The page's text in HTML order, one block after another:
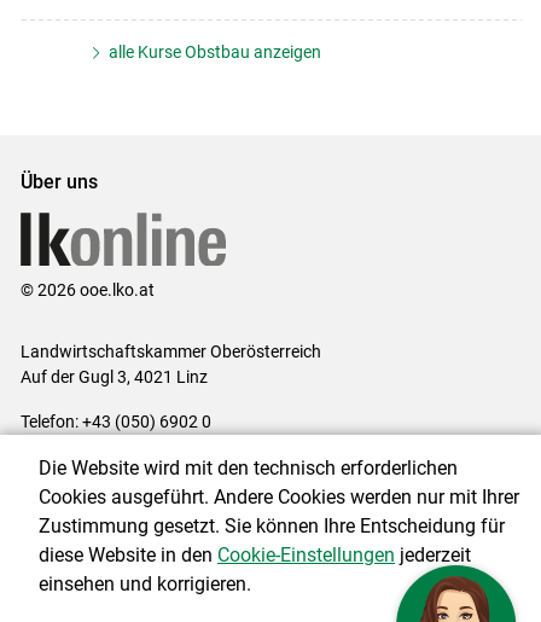
alle Kurse Obstbau anzeigen
Über uns
© 2026 ooe.lko.at
Landwirtschaftskammer Oberösterreich
Auf der Gugl 3, 4021 Linz
Telefon: +43 (050) 6902 0
Impressum|Kontakt|Gewinnspiele|Datenschutzerklärung |
Barrierefreiheit | Cookie-Einstellungen
Die Website wird mit den technisch erforderlichen
Cookies ausgeführt. Andere Cookies werden nur mit Ihrer
Zustimmung gesetzt. Sie können Ihre Entscheidung für
diese Website in den Cookie-Einstellungen jederzeit
einsehen und korrigieren.